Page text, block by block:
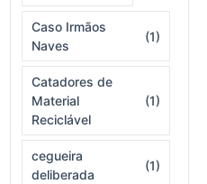
Caso Irmãos
Naves
(1)
Catadores de
Material
Reciclável
(1)
cegueira
deliberada
(1)